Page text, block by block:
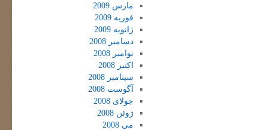
مارس 2009
فوریه 2009
ژانویه 2009
دسامبر 2008
نوامبر 2008
اکتبر 2008
سپتامبر 2008
آگوست 2008
جولای 2008
ژوئن 2008
می 2008